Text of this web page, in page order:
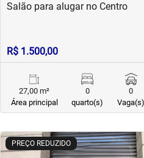
Salão para alugar no Centro
R$ 1.500,00
27,00 m²
Área principal
0
quarto(s)
0
Vaga(s)
PREÇO REDUZIDO
<<<<